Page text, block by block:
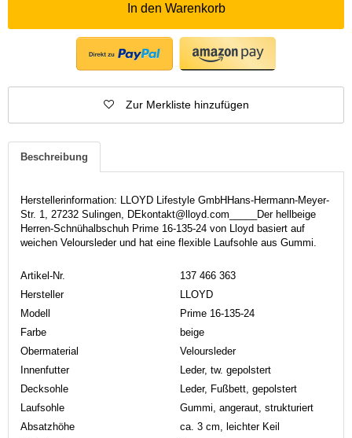
In den Warenkorb
Zur Merkliste hinzufügen
Beschreibung
Herstellerinformation: LLOYD Lifestyle GmbHHans-Hermann-Meyer-
Str. 1, 27232 Sulingen, DEkontakt@lloyd.com_____Der hellbeige
Herren-Schnühalbschuh Prime 16-135-24 von Lloyd basiert auf
weichen Veloursleder und hat eine flexible Laufsohle aus Gummi.
Artikel-Nr.
137 466 363
Hersteller
LLOYD
Modell
Prime 16-135-24
Farbe
beige
Obermaterial
Veloursleder
Innenfutter
Leder, tw. gepolstert
Decksohle
Leder, Fußbett, gepolstert
Laufsohle
Gummi, angeraut, strukturiert
Absatzhöhe
ca. 3 cm, leichter Keil